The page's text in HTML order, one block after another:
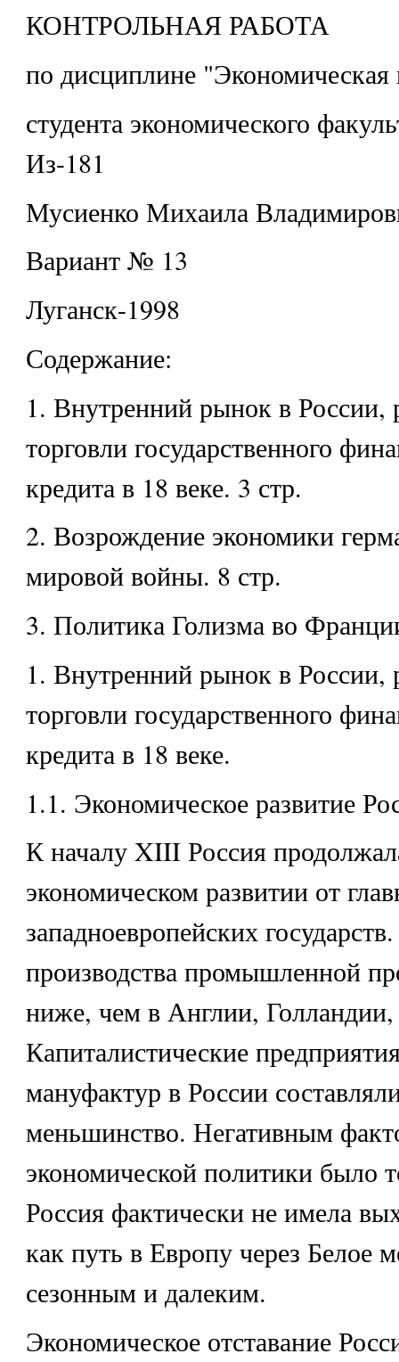
КОНТРОЛЬНАЯ РАБОТА
по дисциплине "Экономическая
студента экономического
Из-181
Мусиенко Михаила
Вариант № 13
Луганск-1998
Содержание:
1. Внутренний рынок в России,
торговли государственного
кредита в 18 веке. 3 стр.
2. Возрождение экономики
мировой войны. 8 стр.
3. Политика Голизма во
1. Внутренний рынок в России,
торговли государственного
кредита в 18 веке.
1.1. Экономическое развитие
К началу XIII Россия
экономическом развитии от
западноевропейских
производства промышленной
ниже, чем в Англии,
Капиталистические
мануфактур в России
меньшинство. Негативным
экономической политики было
Россия фактически не имела
как путь в Европу через Белое
сезонным и далеким.
Экономическое отставание